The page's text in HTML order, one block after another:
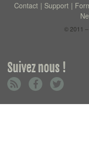
Contact Support
© 2011
Suivez nous !